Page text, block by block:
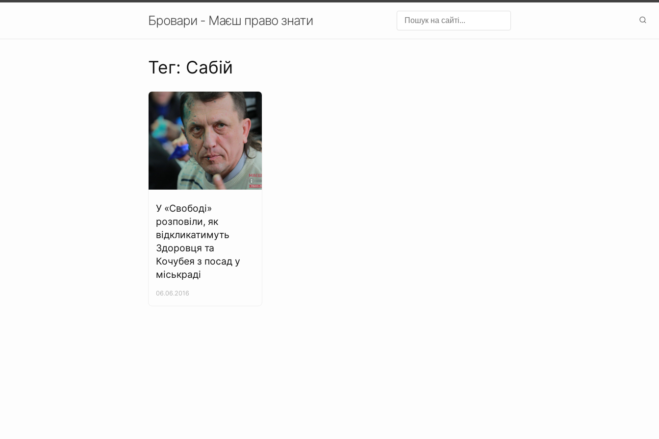
Бровари - Маєш право знати
Тег: Сабій
У «Свободі»
розповіли, як
відкликатимуть
Здоровця та
Кочубея з посад у
міськраді
06.06.2016